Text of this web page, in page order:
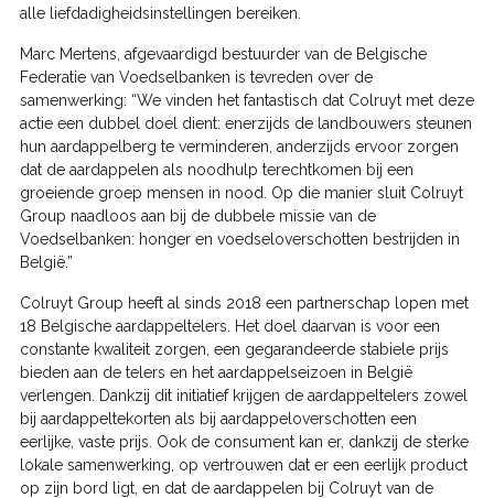
alle liefdadigheidsinstellingen bereiken.
Marc Mertens, afgevaardigd bestuurder van de Belgische
Federatie van Voedselbanken is tevreden over de
samenwerking: “We vinden het fantastisch dat Colruyt met deze
actie een dubbel doel dient: enerzijds de landbouwers steunen
hun aardappelberg te verminderen, anderzijds ervoor zorgen
dat de aardappelen als noodhulp terechtkomen bij een
groeiende groep mensen in nood. Op die manier sluit Colruyt
Group naadloos aan bij de dubbele missie van de
Voedselbanken: honger en voedseloverschotten bestrijden in
België.”
Colruyt Group heeft al sinds 2018 een partnerschap lopen met
18 Belgische aardappeltelers. Het doel daarvan is voor een
constante kwaliteit zorgen, een gegarandeerde stabiele prijs
bieden aan de telers en het aardappelseizoen in België
verlengen. Dankzij dit initiatief krijgen de aardappeltelers zowel
bij aardappeltekorten als bij aardappeloverschotten een
eerlijke, vaste prijs. Ook de consument kan er, dankzij de sterke
lokale samenwerking, op vertrouwen dat er een eerlijk product
op zijn bord ligt, en dat de aardappelen bij Colruyt van de